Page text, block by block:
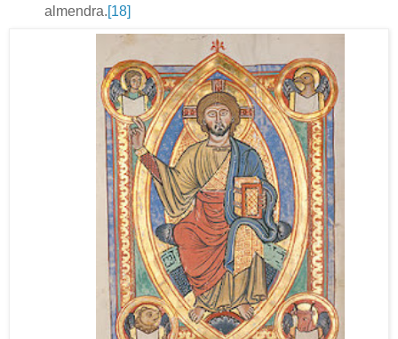
almendra.[18]